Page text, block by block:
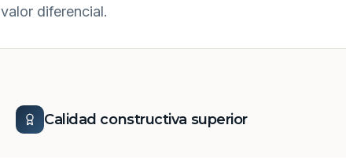
diferencial.
Calidad constructiva superior